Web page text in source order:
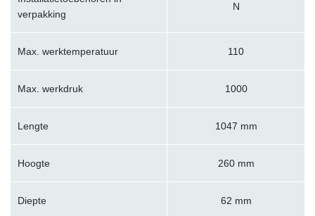
verpakking
N
Max. werktemperatuur 110
Max. werkdruk 1000
Lengte 1047 mm
Hoogte 260 mm
Diepte 62 mm